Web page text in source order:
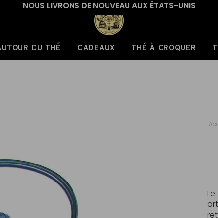
NOUS LIVRONS DE NOUVEAU AUX ÉTATS-UNIS
DU THÉ CADEAUX THÉ À CROQUER